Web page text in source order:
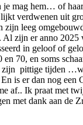
mag hem… of
verdwenen uit
zijn leeg
Al zijn er anno 2025
in geloof of
en 70, en soms
zijn pittige tijden
is er dan nog een
af.. Ik praat met
met dank aan de